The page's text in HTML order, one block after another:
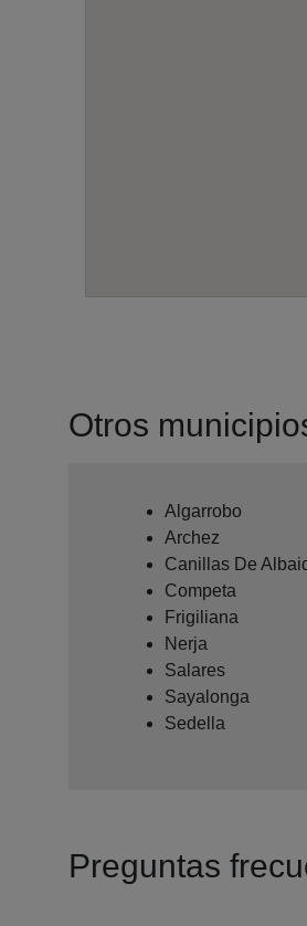
Otros
Algarrobo
Archez
Canillas De
Competa
Frigiliana
Nerja
Salares
Sayalonga
Sedella
Preguntas